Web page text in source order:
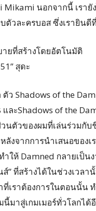
Mikami นอกจากนี้ เรา
ตัวละครบอส ซึ่งเรายิน
ยที่สร้างโดยอัตโนมัติ
สุดะ
ตัว Shadows of the
ละShadows of the
นตัวของผมที่เล่นร่วมกับ
ลังจากการนำเสนอของ
ให้ Damned กลายเป็น
” ที่สร้างได้ในช่วงเวล
ที่เราต้องการในตอนนั้น
มาสู่เกมเมอร์ทั่วโลกไ